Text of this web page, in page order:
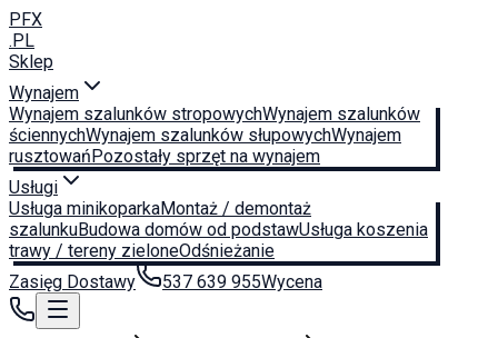
PFX
.PL
Sklep
Wynajem
Wynajem szalunków stropowychWynajem szalunków
ściennychWynajem szalunków słupowychWynajem
rusztowańPozostały sprzęt na wynajem
Usługi
Usługa minikoparkaMontaż / demontaż
szalunkuBudowa domów od podstawUsługa koszenia
trawy / tereny zieloneOdśnieżanie
Zasięg Dostawy
537 639 955Wycena